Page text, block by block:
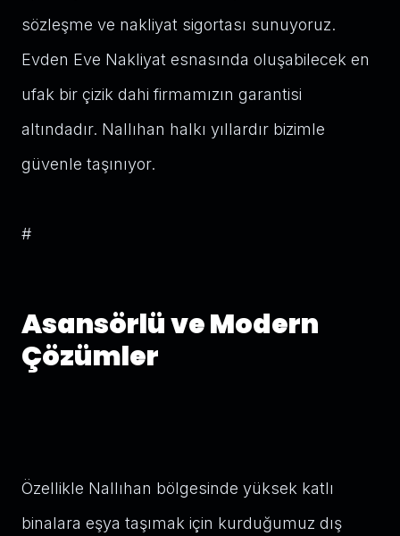
sözleşme ve nakliyat sigortası sunuyoruz.
Evden Eve Nakliyat esnasında oluşabilecek en
ufak bir çizik dahi firmamızın garantisi
altındadır. Nallıhan halkı yıllardır bizimle
güvenle taşınıyor.
#
Asansörlü ve Modern
Çözümler
Özellikle Nallıhan bölgesinde yüksek katlı
binalara eşya taşımak için kurduğumuz dış